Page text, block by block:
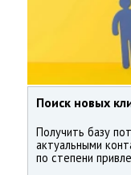
Поиск новых
Получить базу
актуальными
по степени